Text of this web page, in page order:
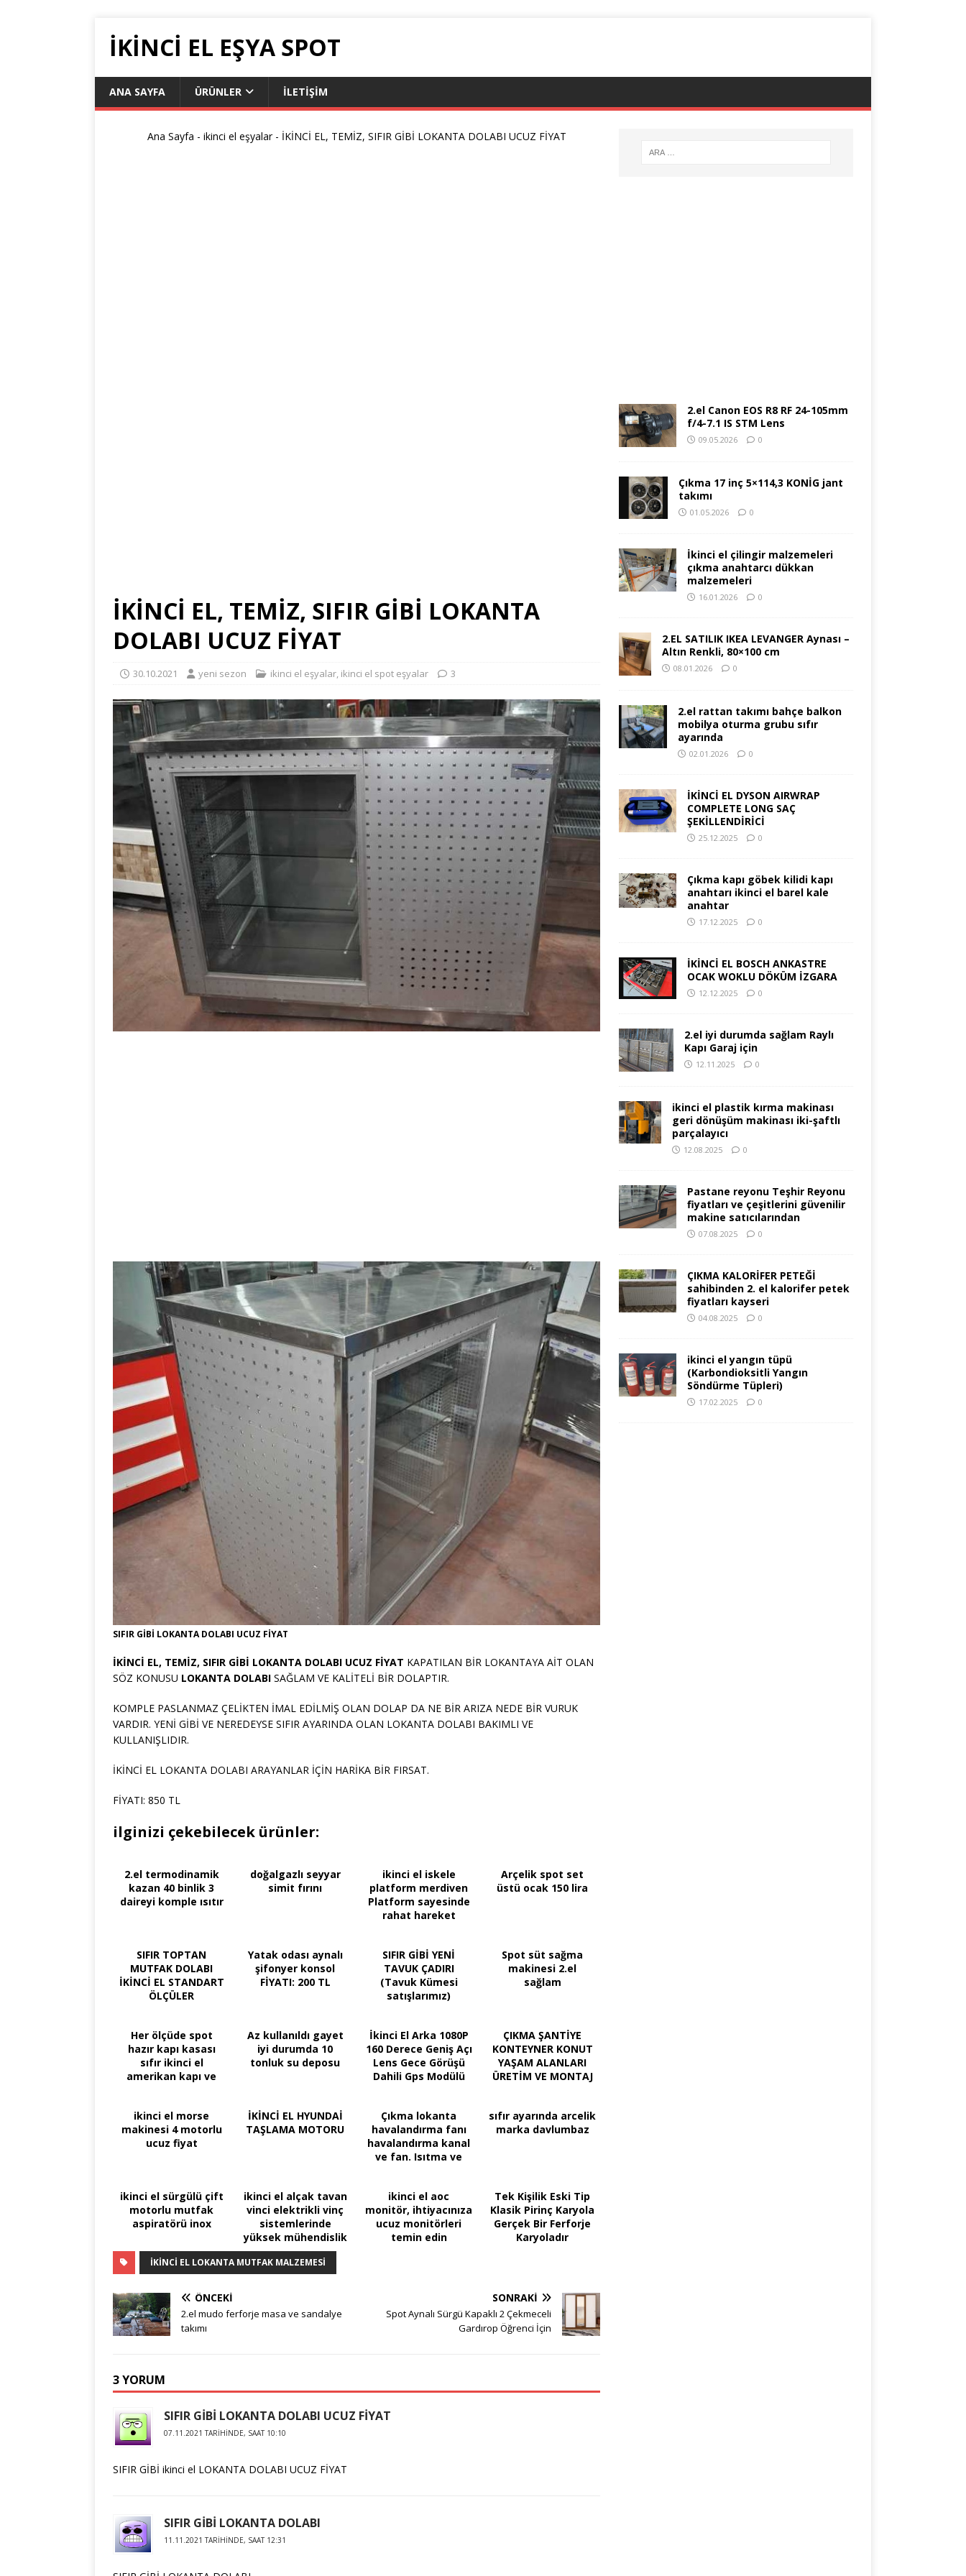
İKİNCİ EL EŞYA SPOT
ANA SAYFA ÜRÜNLER İLETIŞIM
Ana Sayfa - ikinci el eşyalar- İKİNCİ EL, TEMİZ, SIFIR GİBİ LOKANTA DOLABI UCUZ FİYAT
İKİNCİ EL, TEMİZ, SIFIR GİBİ LOKANTA
DOLABI UCUZ FİYAT
30.10.2021 yeni sezon ikinci el eşyalar, ikinci el spot eşyalar 3
SIFIR GİBİ LOKANTA DOLABI UCUZ FİYAT
İKİNCİ EL, TEMİZ, SIFIR GİBİ LOKANTA DOLABI UCUZ FİYAT KAPATILAN BİR LOKANTAYA AİT OLAN
SÖZ KONUSU LOKANTA DOLABI SAĞLAM VE KALİTELİ BİR DOLAPTIR.
KOMPLE PASLANMAZ ÇELİKTEN İMAL EDİLMİŞ OLAN DOLAP DA NE BİR ARIZA NEDE BİR VURUK
VARDIR. YENİ GİBİ VE NEREDEYSE SIFIR AYARINDA OLAN LOKANTA DOLABI BAKIMLI VE
KULLANIŞLIDIR.
İKİNCİ EL LOKANTA DOLABI ARAYANLAR İÇİN HARİKA BİR FIRSAT.
FİYATI: 850 TL
ilginizi çekebilecek ürünler:
2.el termodinamik
kazan 40 binlik 3
daireyi komple ısıtır
doğalgazlı seyyar
simit fırını
ikinci el iskele
platform merdiven
Platform sayesinde
rahat hareket
Arçelik spot set
üstü ocak 150 lira
SIFIR TOPTAN
MUTFAK DOLABI
İKİNCİ EL STANDART
ÖLÇÜLER
Yatak odası aynalı
şifonyer konsol
FİYATI: 200 TL
SIFIR GİBİ YENİ
TAVUK ÇADIRI
(Tavuk Kümesi
satışlarımız)
Spot süt sağma
makinesi 2.el
sağlam
Her ölçüde spot
hazır kapı kasası
sıfır ikinci el
amerikan kapı ve
Az kullanıldı gayet
iyi durumda 10
tonluk su deposu
İkinci El Arka 1080P
160 Derece Geniş Açı
Lens Gece Görüşü
Dahili Gps Modülü
ÇIKMA ŞANTİYE
KONTEYNER KONUT
YAŞAM ALANLARI
ÜRETİM VE MONTAJ
ikinci el morse
makinesi 4 motorlu
ucuz fiyat
İKİNCİ EL HYUNDAİ
TAŞLAMA MOTORU
Çıkma lokanta
havalandırma fanı
havalandırma kanal
ve fan. Isıtma ve
sıfır ayarında arcelik
marka davlumbaz
ikinci el sürgülü çift
motorlu mutfak
aspiratörü inox
ikinci el alçak tavan
vinci elektrikli vinç
sistemlerinde
yüksek mühendislik
ikinci el aoc
monitör, ihtiyacınıza
ucuz monitörleri
temin edin
Tek Kişilik Eski Tip
Klasik Pirinç Karyola
Gerçek Bir Ferforje
Karyoladır
IKINCI EL LOKANTA MUTFAK MALZEMESI
ÖNCEKI
2.el mudo ferforje masa ve sandalye
takımı
SONRAKI
Spot Aynalı Sürgü Kapaklı 2 Çekmeceli
Gardırop Öğrenci İçin
3 YORUM
SIFIR GİBİ LOKANTA DOLABI UCUZ FİYAT
07.11.2021 TARIHINDE, SAAT 10:10
SIFIR GİBİ ikinci el LOKANTA DOLABI UCUZ FİYAT
SIFIR GİBİ LOKANTA DOLABI
11.11.2021 TARIHINDE, SAAT 12:31
2.el Canon EOS R8 RF 24-105mm
f/4-7.1 IS STM Lens
09.05.2026 0
Çıkma 17 inç 5×114,3 KONİG jant
takımı
01.05.2026 0
İkinci el çilingir malzemeleri
çıkma anahtarcı dükkan
malzemeleri
16.01.2026 0
2.EL SATILIK IKEA LEVANGER Aynası –
Altın Renkli, 80×100 cm
08.01.2026 0
2.el rattan takımı bahçe balkon
mobilya oturma grubu sıfır
ayarında
02.01.2026 0
İKİNCİ EL DYSON AIRWRAP
COMPLETE LONG SAÇ
ŞEKİLLENDİRİCİ
25.12.2025 0
Çıkma kapı göbek kilidi kapı
anahtarı ikinci el barel kale
anahtar
17.12.2025 0
İKİNCİ EL BOSCH ANKASTRE
OCAK WOKLU DÖKÜM İZGARA
12.12.2025 0
2.el iyi durumda sağlam Raylı
Kapı Garaj için
12.11.2025 0
ikinci el plastik kırma makinası
geri dönüşüm makinası iki-şaftlı
parçalayıcı
12.08.2025 0
Pastane reyonu Teşhir Reyonu
fiyatları ve çeşitlerini güvenilir
makine satıcılarından
07.08.2025 0
ÇIKMA KALORİFER PETEĞİ
sahibinden 2. el kalorifer petek
fiyatları kayseri
04.08.2025 0
ikinci el yangın tüpü
(Karbondioksitli Yangın
Söndürme Tüpleri)
17.02.2025 0